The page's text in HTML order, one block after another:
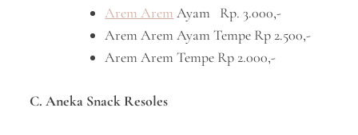
Arem Arem Ayam Rp. 3.000,-
Arem Arem Ayam Tempe Rp 2.500,-
Arem Arem Tempe Rp 2.000,-
C. Aneka Snack Resoles